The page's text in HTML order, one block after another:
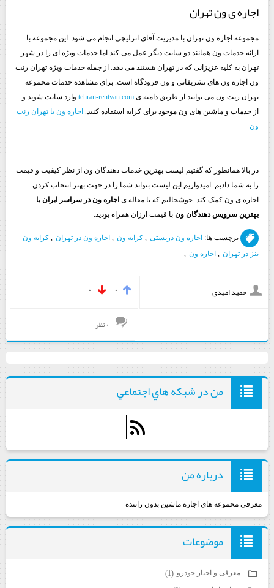
اجاره ی ون تهران
مجموعه اجاره ون تهران با مدیریت آقای انزلیچی انجام می شود. این مجموعه با
ارائه خدمات ون همانند دو سایت دیگر عمل می کند اما خدمات ویژه ای را در شهر
تهران به کلیه عزیزانی که در تهران هستند می دهد. از جمله خدمات ویژه تهران رنت
ون اجاره ون های تشریفاتی و ون فرودگاه است. برای مشاهده خدمات مجموعه
تهران رنت ون می توانید از طریق دامنه ی tehran-rentvan.com وارد سایت شوید و
از خدمات و ماشین های ون موجود برای کرایه استفاده کنید. اجاره ون با تهران رنت
ون
در بالا همانطور که گفتیم لیست بهترین خدمات دهندگان ون از نظر کیفیت و قیمت
را به شما دادیم. امیدواریم این لیست بتواند شما را در جهت بهتر انتخاب کردن
اجاره ی ون کمک کند. خوشحالیم که با مقاله ی اجاره ون در سراسر ایران با
بهترین سرویس دهندگان ون با قیمت ارزان همراه بودید.
برچسب ها: اجاره ون دربستی کرایه ون اجاره ون در تهران
کرایه ون
بنز در تهران , اجاره ون ,
حمید امیدی ۰ ۰
۰ نظر
من در شبكه هاي اجتماعي
درباره من
معرفی مجموعه های اجاره ماشین بدون راننده
موضوعات
معرفی و اخبار خودرو (1)